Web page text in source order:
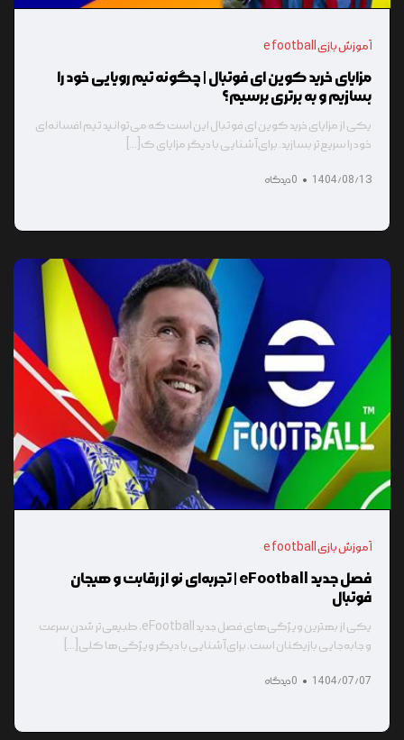
آموزش بازی e football
مزایای خرید کوین ای فوتبال | چگونه تیم رویایی خود را
بسازیم و به برتری برسیم؟
یکی از مزایای خرید کوین ای فوتبال این است که می‌توانید تیم افسانه‌ای
خود را سریع‌تر بسازید. برای آشنایی با دیگر مزایای ک[...]
1404/08/13 0 دیدگاه
آموزش بازی e football
فصل جدید eFootball | تجربه‌ای نو از رقابت و هیجان
فوتبال
یکی از بهترین ویژگی‌های فصل جدید eFootball، طبیعی‌تر شدن سرعت
و جابه‌جایی بازیکنان است. برای آشنایی با دیگر ویژگی‌ها کلی[...]
1404/07/07 0 دیدگاه